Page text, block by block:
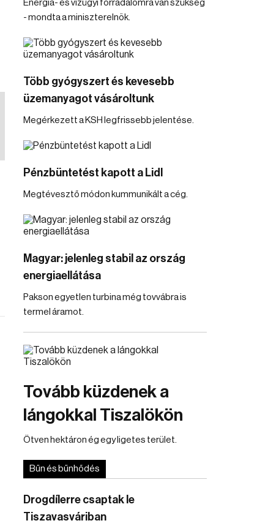
Energia- és vízügyi forradalomra van szükség
- mondta a miniszterelnök.
Több gyógyszert és kevesebb
üzemanyagot vásároltunk
Megérkezett a KSH legfrissebb jelentése.
Pénzbüntetést kapott a Lidl
Megtévesztő módon kummunikált a cég.
Magyar: jelenleg stabil az ország
energiaellátása
Pakson egyetlen turbina még tovvábra is
termel áramot.
Tovább küzdenek a
lángokkal Tiszalökön
Ötven hektáron ég egy ligetes terület.
Bűn és bűnhődés
Drogdílerre csaptak le
Tiszavasváriban